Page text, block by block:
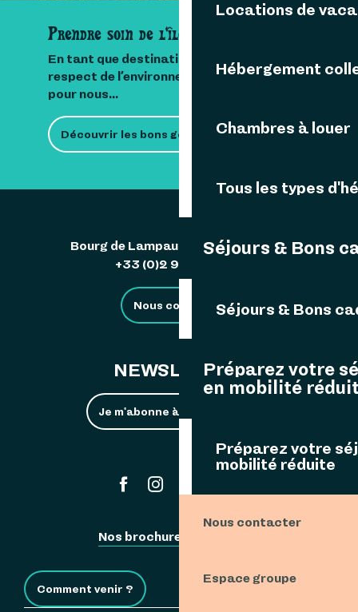
Locations de
Hébergement
Chambres à louer
Tous les types
Séjours & Bons
Séjours & Bons
Préparez votre
en mobilité
Préparez votre
mobilité réduite
Nous contacter
Espace groupe
Prendre soin de l'île
En tant que destination insulaire, le
respect de l’environnement est important
pour nous...
Découvrir les bons gestes
Bourg de Lampaul 29242 Ouessant
+33 (0)2 98 48 85 83
Nous contacter
NEWSLETTER
Je m'abonne à la newsletter
Nos brochures
Comment venir ?